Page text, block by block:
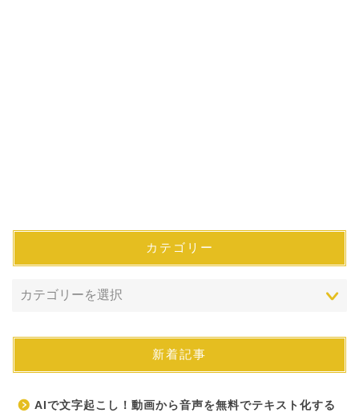
カテゴリー
新着記事
AIで文字起こし！動画から音声を無料でテキスト化する